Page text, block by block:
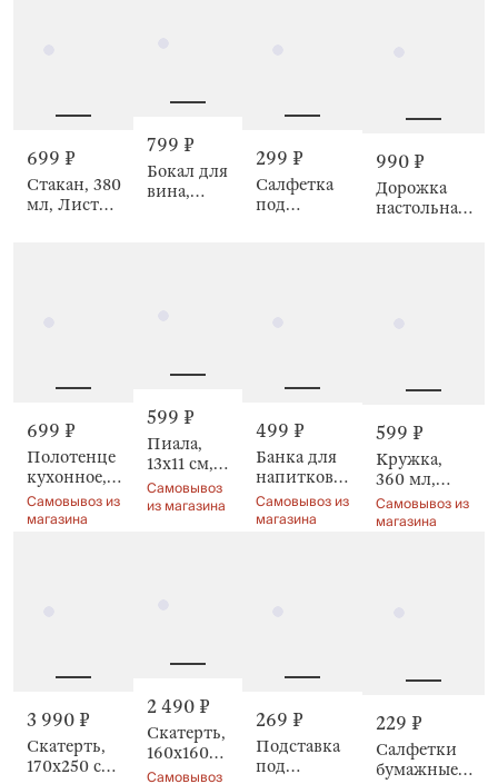
699 ₽
Стакан, 380
мл, Листья,
799 ₽
Бокал для
вина,
299 ₽
Салфетка
под
990 ₽
Дорожка
настольная,
699 ₽
Полотенце
кухонное,
Berry stripes
Самовывоз из
магазина
599 ₽
Пиала,
13х11 см,
Clear
pattern
Самовывоз
из магазина
499 ₽
Банка для
напитков,
450 мл, с
трубочкой,
Самовывоз из
магазина
599 ₽
Кружка,
360 мл,
Земляника,
Strawberry
Самовывоз из
магазина
3 990 ₽
Скатерть,
170х250 см,
2 490 ₽
Скатерть,
160х160
см, Ягоды
Самовывоз
269 ₽
Подставка
под
229 ₽
Салфетки
бумажные,